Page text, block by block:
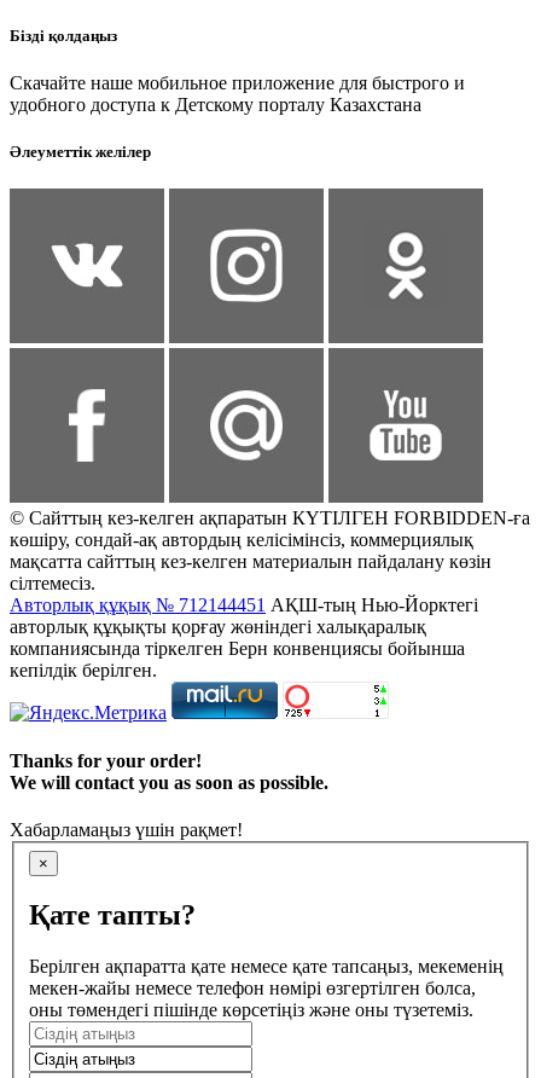
Бізді қолдаңыз
Скачайте наше мобильное приложение для быстрого и
удобного доступа к Детскому порталу Казахстана
Әлеуметтік желілер
© Сайттың кез-келген ақпаратын КҮТІЛГЕН FORBIDDEN-ға
көшіру, сондай-ақ автордың келісімінсіз, коммерциялық
мақсатта сайттың кез-келген материалын пайдалану көзін
сілтемесіз.
Авторлық құқық № 712144451 АҚШ-тың Нью-Йорктегі
авторлық құқықты қорғау жөніндегі халықаралық
компаниясында тіркелген Берн конвенциясы бойынша
кепілдік берілген.
Thanks for your order!
We will contact you as soon as possible.
Хабарламаңыз үшін рақмет!
×
Қате тапты?
Берілген ақпаратта қате немесе қате тапсаңыз, мекеменің
мекен-жайы немесе телефон нөмірі өзгертілген болса,
оны төмендегі пішінде көрсетіңіз және оны түзетеміз.